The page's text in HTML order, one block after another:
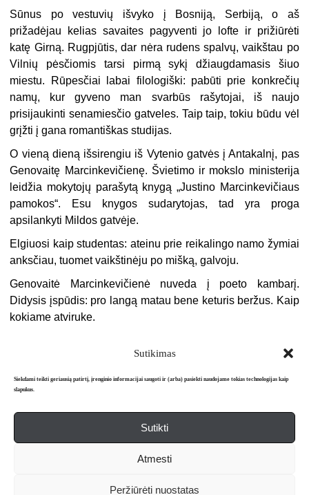
Sutikimas
Siekdami teikti geriausią patirtį, įrenginio informacijai saugoti ir (arba) pasiekti naudojame tokias technologijas kaip
slapukus.
Sutikti
Atmesti
Peržiūrėti nuostatas
Sūnus po vestuvių išvyko į Bosniją, Serbiją, o aš
prižadėjau kelias savaites pagyventi jo lofte ir prižiūrėti
katę Girną. Rugpjūtis, dar nėra rudens spalvų, vaikštau po
Vilnių pėsčiomis tarsi pirmą sykį džiaugdamasis šiuo
miestu. Rūpesčiai labai filologiški: pabūti prie konkrečių
namų, kur gyveno man svarbūs rašytojai, iš naujo
prisijaukinti senamiesčio gatveles. Taip taip, tokiu būdu vėl
grįžti į gana romantiškas studijas.
O vieną dieną išsirengiu iš Vytenio gatvės į Antakalnį, pas
Genovaitę Marcinkevičienę. Švietimo ir mokslo ministerija
leidžia mokytojų parašytą knygą „Justino Marcinkevičiaus
pamokos“. Esu knygos sudarytojas, tad yra proga
apsilankyti Mildos gatvėje.
Elgiuosi kaip studentas: ateinu prie reikalingo namo žymiai
anksčiau, tuomet vaikštinėju po mišką, galvoju.
Genovaitė Marcinkevičienė nuveda į poeto kambarį.
Didysis įspūdis: pro langą matau bene keturis beržus. Kaip
kokiame atviruke.
Apie mus Redakcija Prenumerata